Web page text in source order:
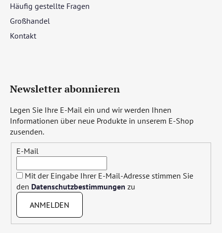
Häufig gestellte Fragen
Großhandel
Kontakt
Newsletter abonnieren
Legen Sie Ihre E-Mail ein und wir werden Ihnen
Informationen über neue Produkte in unserem E-Shop
zusenden.
E-Mail
Mit der Eingabe Ihrer E-Mail-Adresse stimmen Sie
den Datenschutzbestimmungen zu
ANMELDEN